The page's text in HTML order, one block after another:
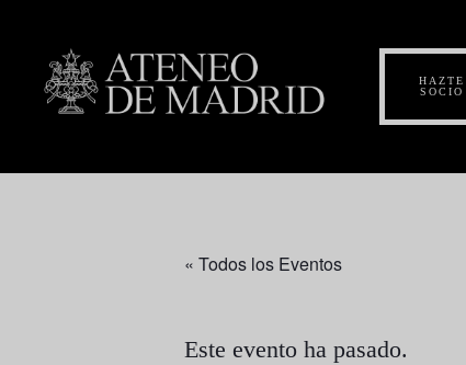
HAZTE
SOCIO
« Todos los Eventos
Este evento ha pasado.